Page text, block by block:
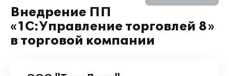
Внедрение ПП
«1С:Управление торговлей 8»
в торговой компании